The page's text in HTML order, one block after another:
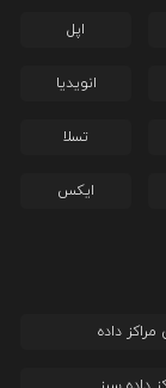
اپل
انویدیا
تسلا
ایکس
مراکز داده